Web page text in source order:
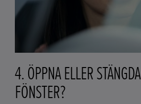
4. ÖPPNA ELLER STÄNGDA
FÖNSTER?